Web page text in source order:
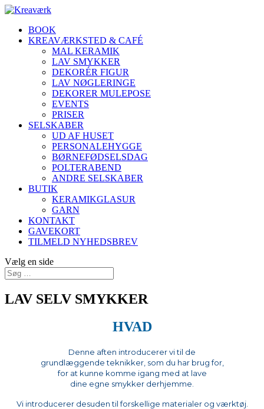
BOOK
KREAVÆRKSTED & CAFÉ
MAL KERAMIK
LAV SMYKKER
DEKORÉR FIGUR
LAV NØGLERINGE
DEKORER MULEPOSE
EVENTS
PRISER
SELSKABER
UD AF HUSET
PERSONALEHYGGE
BØRNEFØDSELSDAG
POLTERABEND
ANDRE SELSKABER
BUTIK
KERAMIKGLASUR
GARN
KONTAKT
GAVEKORT
TILMELD NYHEDSBREV
Vælg en side
LAV SELV SMYKKER
HVAD
Denne aften introducerer vi til de
grundlæggende teknikker, som du har brug for,
for at kunne komme igang med at lave
dine egne smykker derhjemme.
Vi introducerer desuden til forskellige materialer og værktøj.